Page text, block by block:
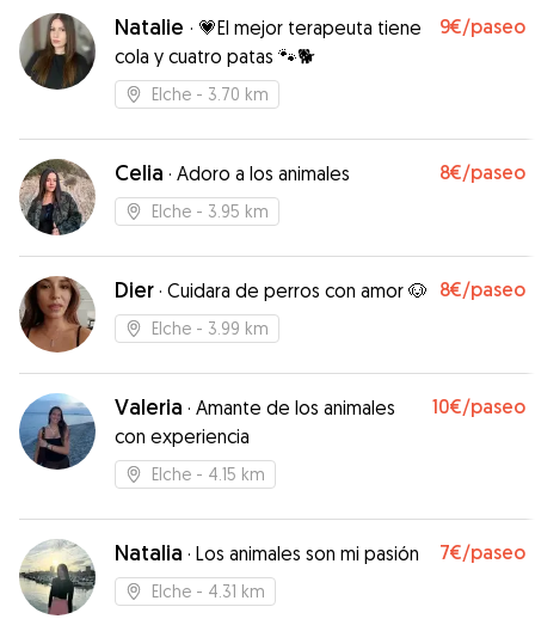
necesitaba Pikachu. No esperábamos
encontrarnos las instalaciones tan preparadas
para nuestro perro que tenía Marcela para que
pase un día de lo más entretenido. Volveremos
Natalie · 💗El mejor terapeuta tiene
cola y cuatro patas 🐾🐕
9€/paseo
Elche - 3.70 km
Celia · Adoro a los animales 8€/paseo
Elche - 3.95 km
Dier · Cuidara de perros con amor 🐶 8€/paseo
Elche - 3.99 km
Valeria · Amante de los animales
con experiencia
10€/paseo
Elche - 4.15 km
Natalia · Los animales son mi pasión 7€/paseo
Elche - 4.31 km